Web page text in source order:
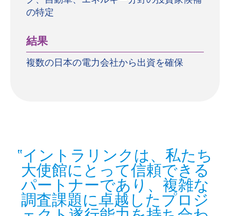
の特定
結果
複数の日本の電力会社から出資を確保
イントラリンクは、私たち
大使館にとって信頼できる
パートナーであり、複雑な
調査課題に卓越したプロジ